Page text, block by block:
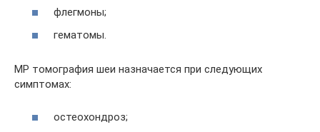
флегмоны;
гематомы.
МР томография шеи назначается при следующих
симптомах:
остеохондроз;